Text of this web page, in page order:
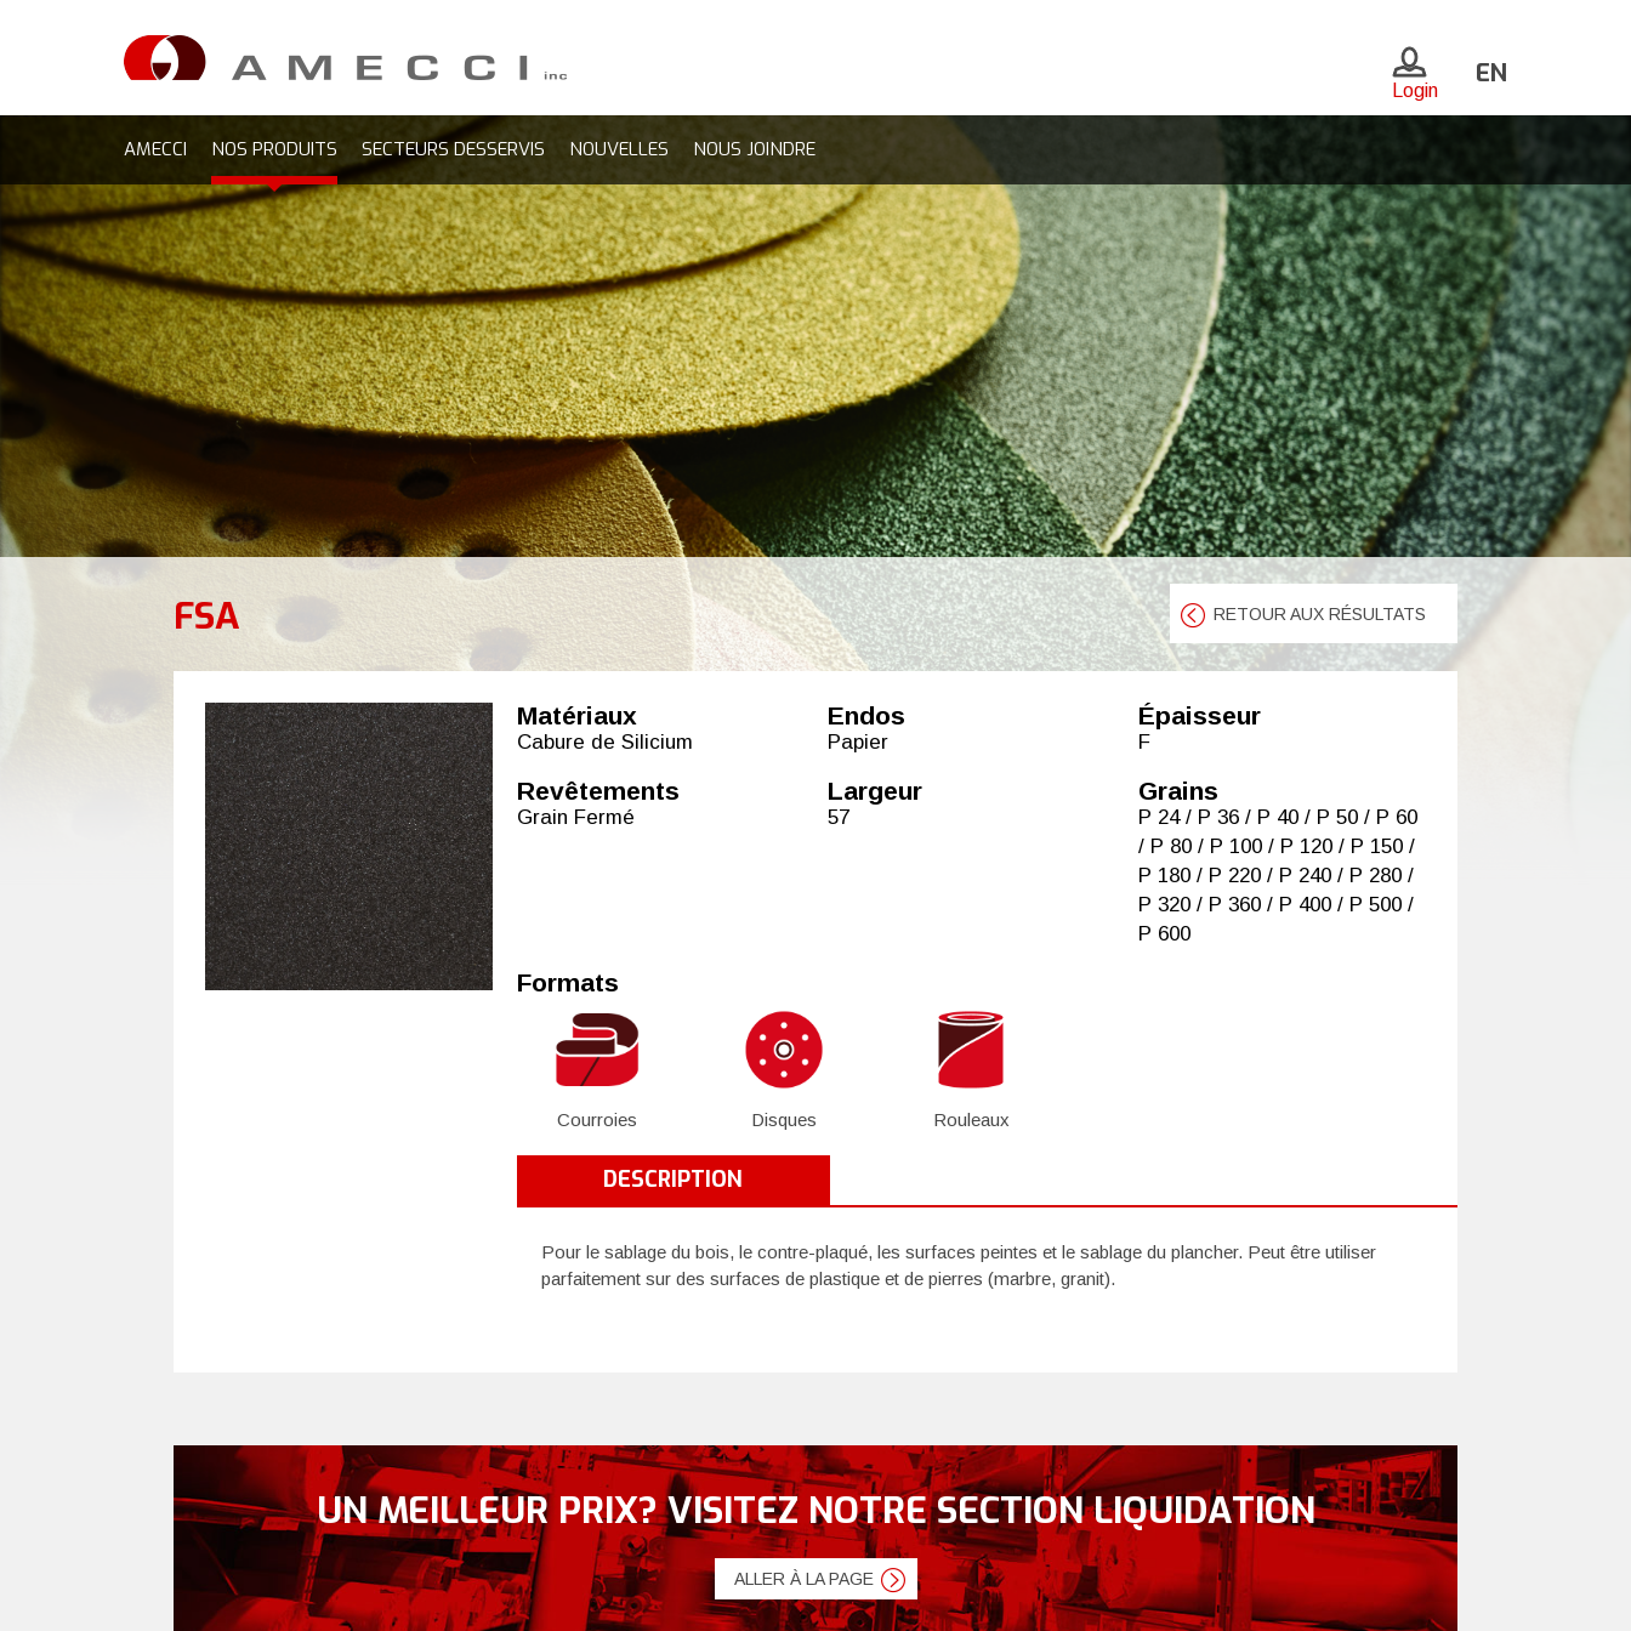
Login
EN
AMECCI NOS PRODUITS SECTEURS DESSERVIS NOUVELLES NOUS JOINDRE
FSA RETOUR AUX RÉSULTATS
Matériaux
Cabure de Silicium
Endos
Papier
Épaisseur
F
Revêtements
Grain Fermé
Largeur
57
Grains
P 24 / P 36 / P 40 / P 50 / P 60
/ P 80 / P 100 / P 120 / P 150 /
P 180 / P 220 / P 240 / P 280 /
P 320 / P 360 / P 400 / P 500 /
P 600
Formats
Courroies Disques Rouleaux
DESCRIPTION
Pour le sablage du bois, le contre-plaqué, les surfaces peintes et le sablage du plancher. Peut être utiliser
parfaitement sur des surfaces de plastique et de pierres (marbre, granit).
UN MEILLEUR PRIX? VISITEZ NOTRE SECTION LIQUIDATION
ALLER À LA PAGE